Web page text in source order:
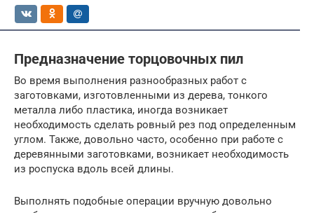
Предназначение торцовочных пил
Во время выполнения разнообразных работ с
заготовками, изготовленными из дерева, тонкого
металла либо пластика, иногда возникает
необходимость сделать ровный рез под определенным
углом. Также, довольно часто, особенно при работе с
деревянными заготовками, возникает необходимость
из роспуска вдоль всей длины.
Выполнять подобные операции вручную довольно